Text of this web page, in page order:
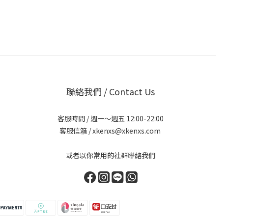
聯絡我們 / Contact Us
客服時間 / 週一～週五 12:00-22:00
客服信箱 / xkenxs@xkenxs.com
或者以你常用的社群聯絡我們